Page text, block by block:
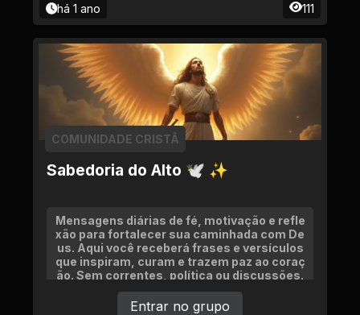
há 1 ano 111
Sabedoria do Alto 🕊 ✨
COMUNIDADE CRISTÃ
Mensagens diárias de fé, motivação e refle
xão para fortalecer sua caminhada com De
us. Aqui você receberá frases e versículos
que inspiram, curam e trazem paz ao coraç
ão. Sem correntes, política ou discussões.
Só palavras que edificam e renovam a alma.
Entrar no grupo